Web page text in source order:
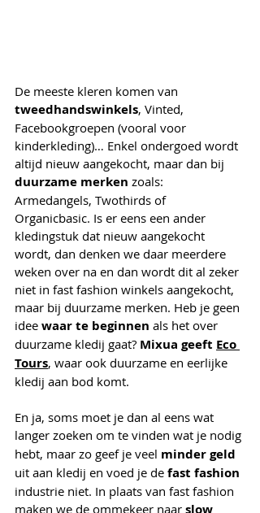
De meeste kleren komen van
tweedhandswinkels, Vinted,
Facebookgroepen (vooral voor
kinderkleding)… Enkel ondergoed wordt
altijd nieuw aangekocht, maar dan bij
duurzame merken zoals:
Armedangels, Twothirds of
Organicbasic. Is er eens een ander
kledingstuk dat nieuw aangekocht
wordt, dan denken we daar meerdere
weken over na en dan wordt dit al zeker
niet in fast fashion winkels aangekocht,
maar bij duurzame merken. Heb je geen
idee waar te beginnen als het over
duurzame kledij gaat? Mixua geeft Eco
Tours, waar ook duurzame en eerlijke
kledij aan bod komt.
En ja, soms moet je dan al eens wat
langer zoeken om te vinden wat je nodig
hebt, maar zo geef je veel minder geld
uit aan kledij en voed je de fast fashion
industrie niet. In plaats van fast fashion
maken we de ommekeer naar slow